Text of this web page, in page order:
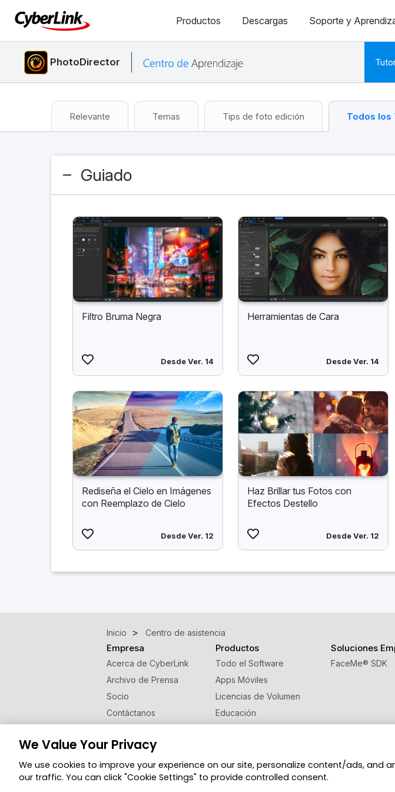
Productos Descargas Soporte y
PhotoDirector
Relevante Temas Tips de foto edición Todos los
Guiado
Filtro Bruma Negra
Desde Ver. 14
Herramientas de Cara
Desde Ver. 14
Rediseña el Cielo en Imágenes
con Reemplazo de Cielo
Desde Ver. 12
Haz Brillar tus Fotos con
Efectos Destello
Desde Ver. 12
Inicio Centro de asistencia
Empresa
Acerca de CyberLink
Archivo de Prensa
Socio
Contáctanos
Productos
Todo el Software
Apps Móviles
Licencias de Volumen
Educación
Soluciones
FaceMe® SDK
© 2026 CyberLink Corp. Todos los derechos reservados. Política de
We Value Your Privacy
We use cookies to improve your experience on our site, personalize content/ads, and
our traffic. You can click "Cookie Settings" to provide controlled consent.